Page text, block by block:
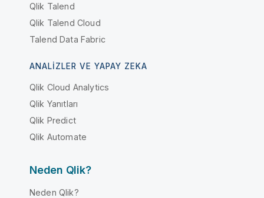
Qlik Talend
Qlik Talend Cloud
Talend Data Fabric
ANALIZLER VE YAPAY ZEKA
Qlik Cloud Analytics
Qlik Yanıtları
Qlik Predict
Qlik Automate
Neden Qlik?
Neden Qlik?